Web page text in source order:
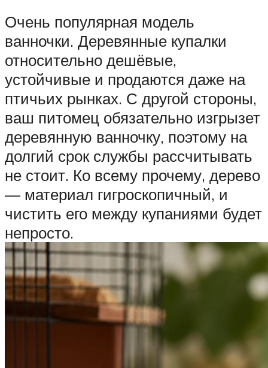
Очень популярная модель
ванночки. Деревянные купалки
относительно дешёвые,
устойчивые и продаются даже на
птичьих рынках. С другой стороны,
ваш питомец обязательно изгрызет
деревянную ванночку, поэтому на
долгий срок службы рассчитывать
не стоит. Ко всему прочему, дерево
— материал гигроскопичный, и
чистить его между купаниями будет
непросто.